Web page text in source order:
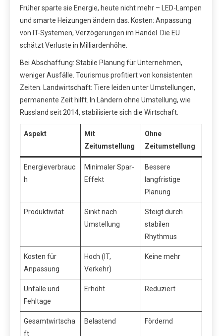
Früher sparte sie Energie, heute nicht mehr – LED-Lampen
und smarte Heizungen ändern das. Kosten: Anpassung
von IT-Systemen, Verzögerungen im Handel. Die EU
schätzt Verluste in Milliardenhöhe.
Bei Abschaffung: Stabile Planung für Unternehmen,
weniger Ausfälle. Tourismus profitiert von konsistenten
Zeiten. Landwirtschaft: Tiere leiden unter Umstellungen,
permanente Zeit hilft. In Ländern ohne Umstellung, wie
Russland seit 2014, stabilisierte sich die Wirtschaft.
Aspekt
Mit
Zeitumstellung
Ohne
Zeitumstellung
Energieverbrauc
h
Minimaler Spar-
Effekt
Bessere
langfristige
Planung
Produktivität
Sinkt nach
Umstellung
Steigt durch
stabilen
Rhythmus
Kosten für
Anpassung
Hoch (IT,
Verkehr)
Keine mehr
Unfälle und
Fehltage
Erhöht Reduziert
Gesamtwirtscha
ft
Belastend Fördernd